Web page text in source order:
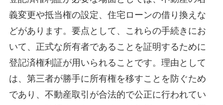
義変更や抵当権の設定、住宅ローンの借り換えな
どがあります。要点として、これらの手続きにお
いて、正式な所有者であることを証明するために
登記済権利証が用いられることです。理由として
は、第三者が勝手に所有権を移すことを防ぐため
であり、不動産取引が合法的で公正に行われてい